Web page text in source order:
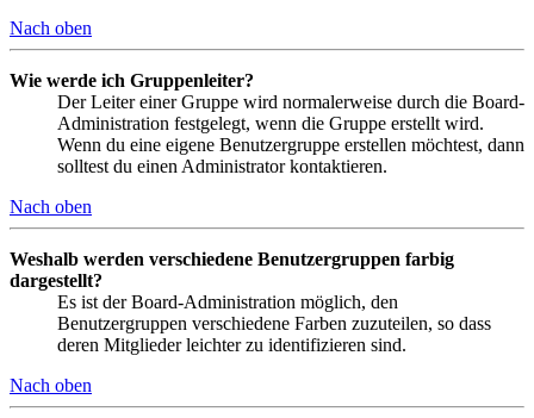
Nach oben
Wie werde ich Gruppenleiter?
Der Leiter einer Gruppe wird normalerweise durch die Board-
Administration festgelegt, wenn die Gruppe erstellt wird.
Wenn du eine eigene Benutzergruppe erstellen möchtest, dann
solltest du einen Administrator kontaktieren.
Nach oben
Weshalb werden verschiedene Benutzergruppen farbig
dargestellt?
Es ist der Board-Administration möglich, den
Benutzergruppen verschiedene Farben zuzuteilen, so dass
deren Mitglieder leichter zu identifizieren sind.
Nach oben